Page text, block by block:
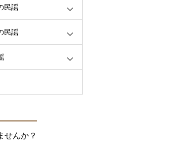
民謡
民謡
せんか？